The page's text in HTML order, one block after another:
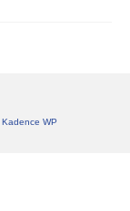
Kadence WP